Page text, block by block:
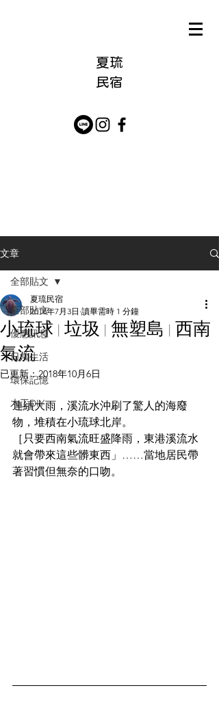
夏琉
​民宿
文章
全部貼文
優惠訊息
日常生活
環保記憶
木工DIY
全部貼文
小琉球 | 垃圾 | 無塑島 | 西南
氣流
夏琉民宿
2018年7月3日 讀畢需時 1 分鐘
已更新：2018年10月6日
連續大雨，溪流水沖刷了驚人的海廢
物，堆積在小琉球北岸。
［只要西南氣流旺盛降雨，東港溪流水
就會帶來這些髒東西」……當地居民帶
著習慣但無奈的口吻。